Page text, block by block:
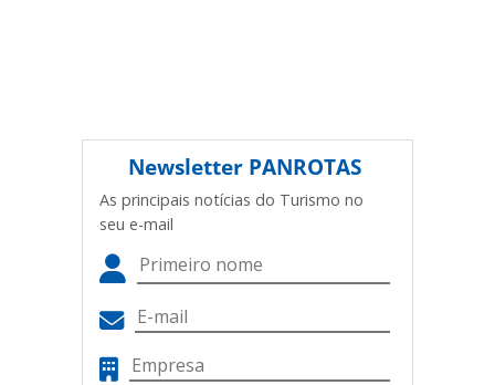
Newsletter PANROTAS
As principais notícias do Turismo no
seu e-mail